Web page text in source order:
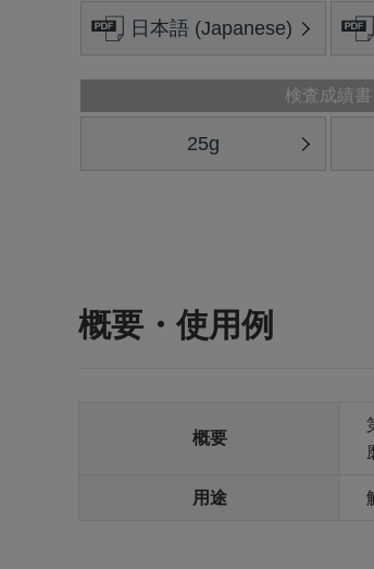
日本語 (Japanese)
検査成績書
25g
概要・使用例
概要
用途